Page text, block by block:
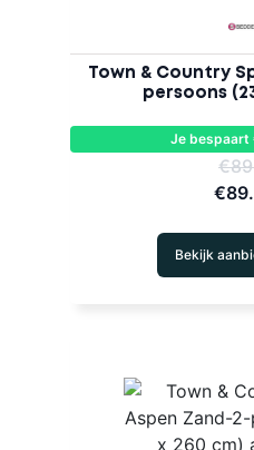
Town & Country
persoons
Je bespaart
Bekijk